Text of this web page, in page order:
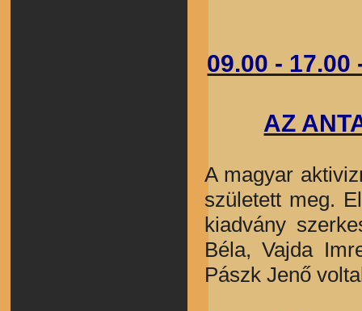
09.00 - 17.00
AZ
A magyar
született meg.
kiadvány
Béla, Vajda
Pászk Jenő